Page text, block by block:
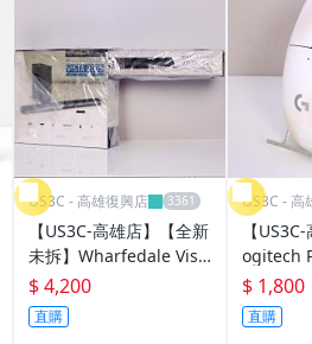
US3C - 高雄復興店
【US3C-高雄店】【全新
未拆】Wharfedale Vist
a 200S 藍芽無線聲霸+超
低音 同軸、光纖、AUX
3.5輸入 120W強力輸出
$ 4,200
直購
US3C - 高
【
ogitech
ht
戲滑鼠
htspeed
$ 1,800
直購